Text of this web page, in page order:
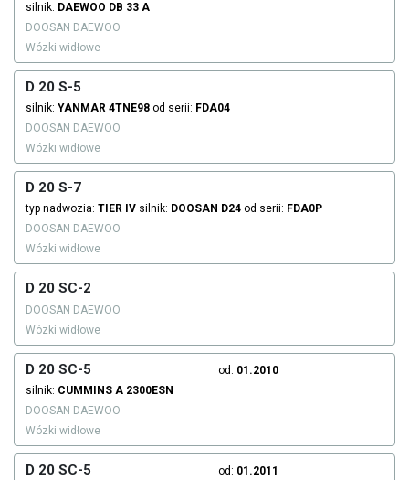
silnik: DAEWOO DB 33 A
DOOSAN DAEWOO
Wózki widłowe
D 20 S-5
silnik: YANMAR 4TNE98 od serii: FDA04
DOOSAN DAEWOO
Wózki widłowe
D 20 S-7
typ nadwozia: TIER IV silnik: DOOSAN D24 od serii: FDA0P
DOOSAN DAEWOO
Wózki widłowe
D 20 SC-2
DOOSAN DAEWOO
Wózki widłowe
D 20 SC-5 od: 01.2010
silnik: CUMMINS A 2300ESN
DOOSAN DAEWOO
Wózki widłowe
D 20 SC-5 od: 01.2011